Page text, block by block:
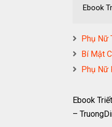
Ebook
Phụ Nữ
Bí Mật
Phụ Nữ
Ebook
–